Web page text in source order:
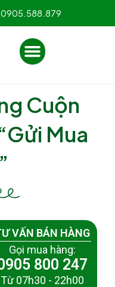
0905.588.879
Menu
Cuộn
Mua
VẤN BÁN HÀNG
Gọi mua hàng:
800 247
Từ 07h30 - 22h00